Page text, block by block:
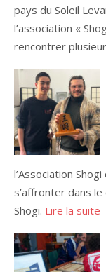
pays du Soleil
l’association «
rencontrer
l’Association
s’affronter dans le
Shogi. Lire la suite